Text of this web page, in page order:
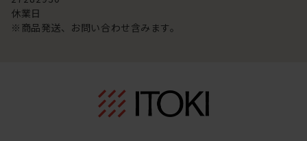
休業日
※商品発送、お問い合わせ含みます。